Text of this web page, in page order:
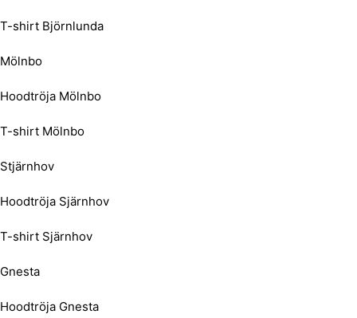
T-shirt Björnlunda
Mölnbo
Hoodtröja Mölnbo
T-shirt Mölnbo
Stjärnhov
Hoodtröja Sjärnhov
T-shirt Sjärnhov
Gnesta
Hoodtröja Gnesta